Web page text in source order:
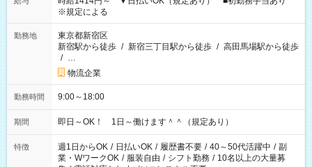
※規定による
勤務地
東京都新宿区
新宿駅から徒歩 / 新宿三丁目駅から徒歩 / 高田馬場駅から徒歩
/ …
物流企業
勤務時間 9:00～18:00
期間 即日～OK！ 1日～働けます＾＾（規定あり）
特徴 週1日からOK / 日払いOK / 履歴書不要 / 40～50代活躍中 / 副
業・WワークOK / 服装自由 / シフト勤務 / 10名以上の大量募